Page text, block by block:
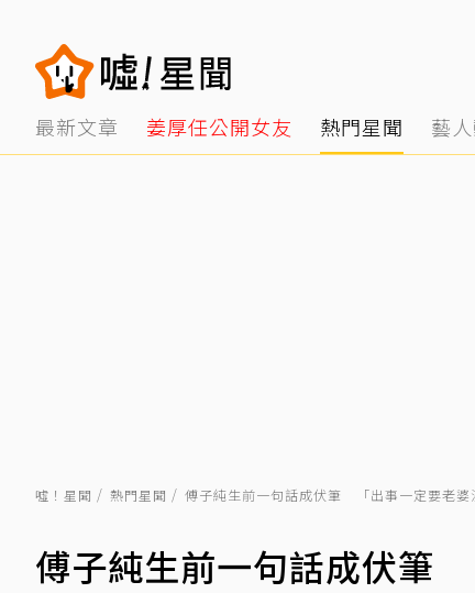
最新文章 姜厚任公開女友 熱門星聞 藝
噓！星聞 熱門星聞 傅子純生前一句話成伏筆 「出事一定要老婆
傅子純生前一句話成伏筆